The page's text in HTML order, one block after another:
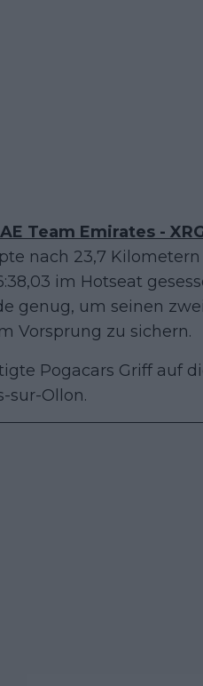
Team Emirates -
nach 23,7 Kilometern
im Hotseat
genug, um seinen
Vorsprung zu sichern.
Pogacars Griff auf
sur-Ollon.